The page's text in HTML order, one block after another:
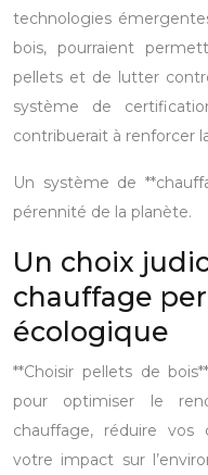
technologies
bois, pourraient
pellets et de lutter
système de
contribuerait à renforcer
Un système de
pérennité de la planète.
Un choix
chauffage
écologique
**Choisir pellets de
pour optimiser le
chauffage, réduire
votre impact sur